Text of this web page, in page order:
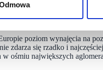
uwagi,
poziom wynajęcia na
zdarza się rzadko i
ośmiu największych